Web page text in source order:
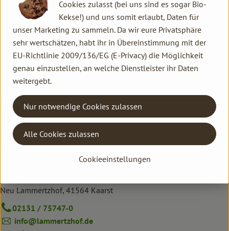
1/3 DINKEL,1/3 WEIZEN, 1/3 ROGGEN, Wasser,
Sonnenblumenkerne, Steinsalz, Bioreal-Vorteig
Produktinformationen
Herkunft
aus der Region
Neu Lammertzhof, 41564 Kaarst
02131 / 75747-0
info@lammertzhof.de
Cookies zulasst (bei uns sind es sogar Bio-
Kekse!) und uns somit erlaubt, Daten für
unser Marketing zu sammeln. Da wir eure Privatsphäre
sehr wertschätzen, habt ihr in Übereinstimmung mit der
EU-Richtlinie 2009/136/EG (E-Privacy) die Möglichkeit
genau einzustellen, an welche Dienstleister ihr Daten
weitergebt.
Cookieeinstellungen
Nur notwendige Cookies zulassen
Alle Cookies zulassen